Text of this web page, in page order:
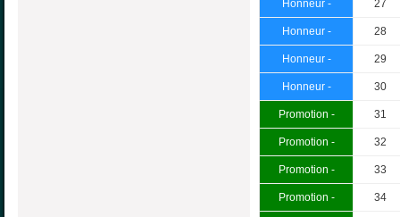
Honneur - 27
Honneur - 28
Honneur - 29
Honneur - 30
Promotion - 31
Promotion - 32
Promotion - 33
Promotion - 34